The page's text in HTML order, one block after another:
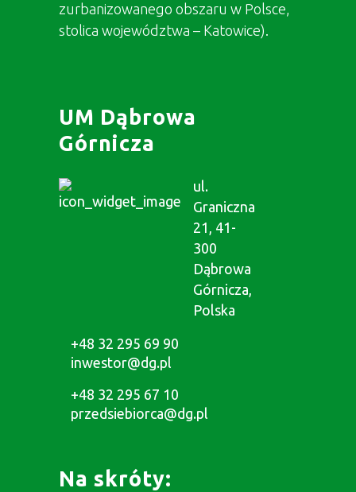
zurbanizowanego obszaru w Polsce,
stolica województwa – Katowice).
UM Dąbrowa
Górnicza
ul.
Graniczna
21, 41-
300
Dąbrowa
Górnicza,
Polska
+48 32 295 69 90
inwestor@dg.pl
+48 32 295 67 10
przedsiebiorca@dg.pl
Na skróty: